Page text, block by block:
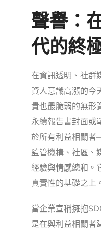
聲譽：
代的終
在資訊透明、社群
資人意識高漲的今
貴也最脆弱的無形
永續報告書封面或
於所有利益相關
監管機構、社區
經驗與情感總和。
真實性的基礎之上
當企業宣稱擁抱
是在與利益相關者